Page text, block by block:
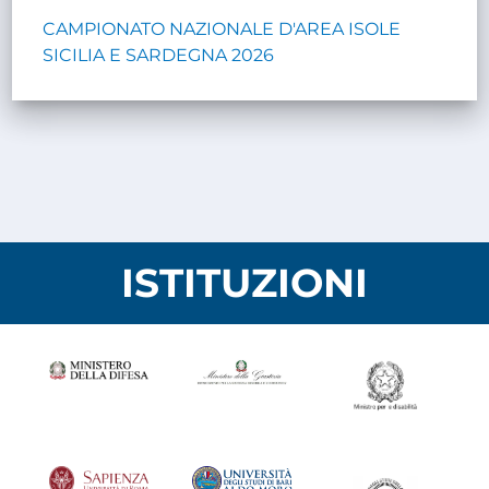
CAMPIONATO NAZIONALE D'AREA ISOLE
SICILIA E SARDEGNA 2026
ISTITUZIONI